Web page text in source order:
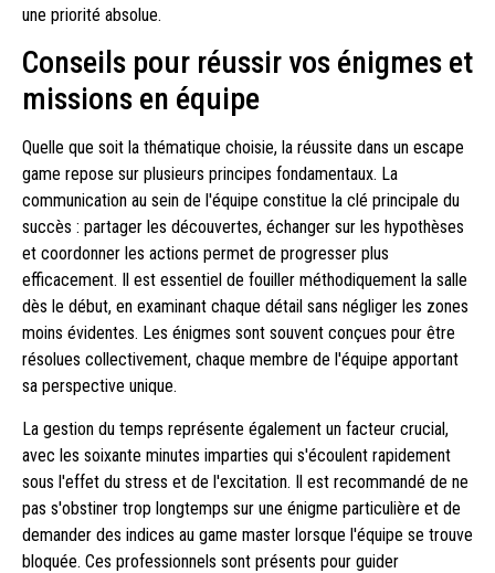
une priorité absolue.
Conseils pour réussir vos énigmes et
missions en équipe
Quelle que soit la thématique choisie, la réussite dans un escape
game repose sur plusieurs principes fondamentaux. La
communication au sein de l'équipe constitue la clé principale du
succès : partager les découvertes, échanger sur les hypothèses
et coordonner les actions permet de progresser plus
efficacement. Il est essentiel de fouiller méthodiquement la salle
dès le début, en examinant chaque détail sans négliger les zones
moins évidentes. Les énigmes sont souvent conçues pour être
résolues collectivement, chaque membre de l'équipe apportant
sa perspective unique.
La gestion du temps représente également un facteur crucial,
avec les soixante minutes imparties qui s'écoulent rapidement
sous l'effet du stress et de l'excitation. Il est recommandé de ne
pas s'obstiner trop longtemps sur une énigme particulière et de
demander des indices au game master lorsque l'équipe se trouve
bloquée. Ces professionnels sont présents pour guider